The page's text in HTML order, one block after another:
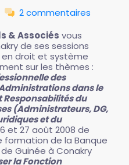
2 commentaires
& Associés vous
de ses sessions
droit et système
sur les thèmes :
des
dans le
Responsabilités du
(Administrateurs, DG,
et du
et 27 août 2008 de
formation de la Banque
Guinée à Conakry
la Fonction